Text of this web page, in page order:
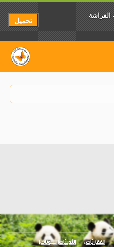
الفقاريّات الثدييّات(اللبونات)
تحميل